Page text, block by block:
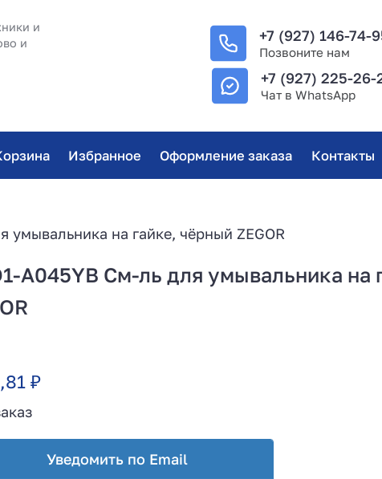
и
и
+7 (927) 146-74-
Позвоните нам
+7 (927) 225-26-
Чат в WhatsApp
Избранное Оформление заказа Контакты
умывальника на гайке, чёрный ZEGOR
A045YB См-ль для умывальника на
₽
Уведомить по Email